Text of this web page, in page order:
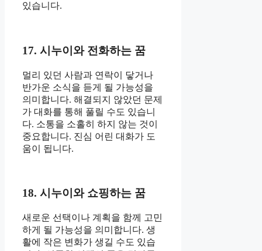
있습니다.
17. 시누이와 전화하는 꿈
멀리 있던 사람과 연락이 닿거나
반가운 소식을 듣게 될 가능성을
의미합니다. 해결되지 않았던 문제
가 대화를 통해 풀릴 수도 있습니
다. 소통을 소홀히 하지 않는 것이
중요합니다. 진심 어린 대화가 도
움이 됩니다.
18. 시누이와 쇼핑하는 꿈
새로운 선택이나 계획을 함께 고민
하게 될 가능성을 의미합니다. 생
활에 작은 변화가 생길 수도 있습